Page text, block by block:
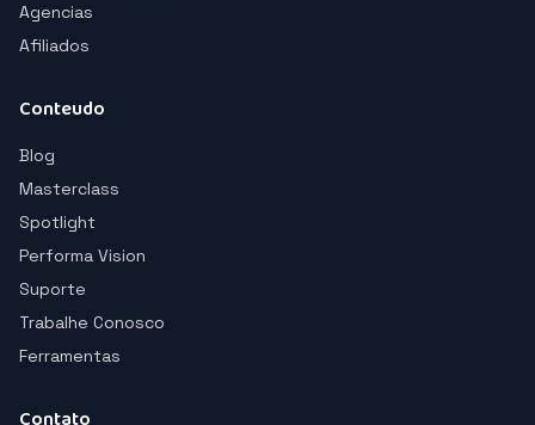
Agencias
Afiliados
Conteudo
Blog
Masterclass
Spotlight
Performa Vision
Suporte
Trabalhe Conosco
Ferramentas